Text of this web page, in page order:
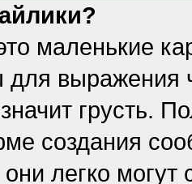
маленькие
для
грусть.
создания
они легко